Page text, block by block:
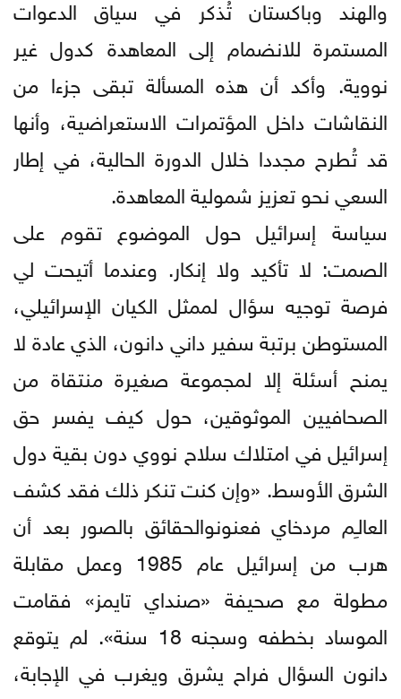
والهند وباكستان تُذكر في سياق الدعوات
المستمرة للانضمام إلى المعاهدة كدول غير
نووية. وأكد أن هذه المسألة تبقى جزءا من
النقاشات داخل المؤتمرات الاستعراضية، وأنها
قد تُطرح مجددا خلال الدورة الحالية، في إطار
السعي نحو تعزيز شمولية المعاهدة.
سياسة إسرائيل حول الموضوع تقوم على
الصمت: لا تأكيد ولا إنكار. وعندما أتيحت لي
فرصة توجيه سؤال لممثل الكيان الإسرائيلي،
المستوطن برتبة سفير داني دانون، الذي عادة لا
يمنح أسئلة إلا لمجموعة صغيرة منتقاة من
الصحافيين الموثوقين، حول كيف يفسر حق
إسرائيل في امتلاك سلاح نووي دون بقية دول
الشرق الأوسط. «وإن كنت تنكر ذلك فقد كشف
العالـِم مردخاي فعنونوالحقائق بالصور بعد أن
هرب من إسرائيل عام 1985 وعمل مقابلة
مطولة مع صحيفة «صنداي تايمز» فقامت
الموساد بخطفه وسجنه 18 سنة». لم يتوقع
دانون السؤال فراح يشرق ويغرب في الإجابة،